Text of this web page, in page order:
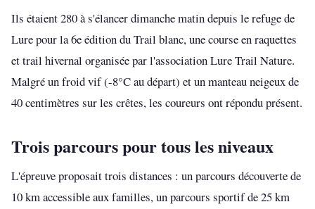
Ils étaient 280 à s'élancer dimanche matin depuis le refuge de
Lure pour la 6e édition du Trail blanc, une course en raquettes
et trail hivernal organisée par l'association Lure Trail Nature.
Malgré un froid vif (-8°C au départ) et un manteau neigeux de
40 centimètres sur les crêtes, les coureurs ont répondu présent.
Trois parcours pour tous les niveaux
L'épreuve proposait trois distances : un parcours découverte de
10 km accessible aux familles, un parcours sportif de 25 km